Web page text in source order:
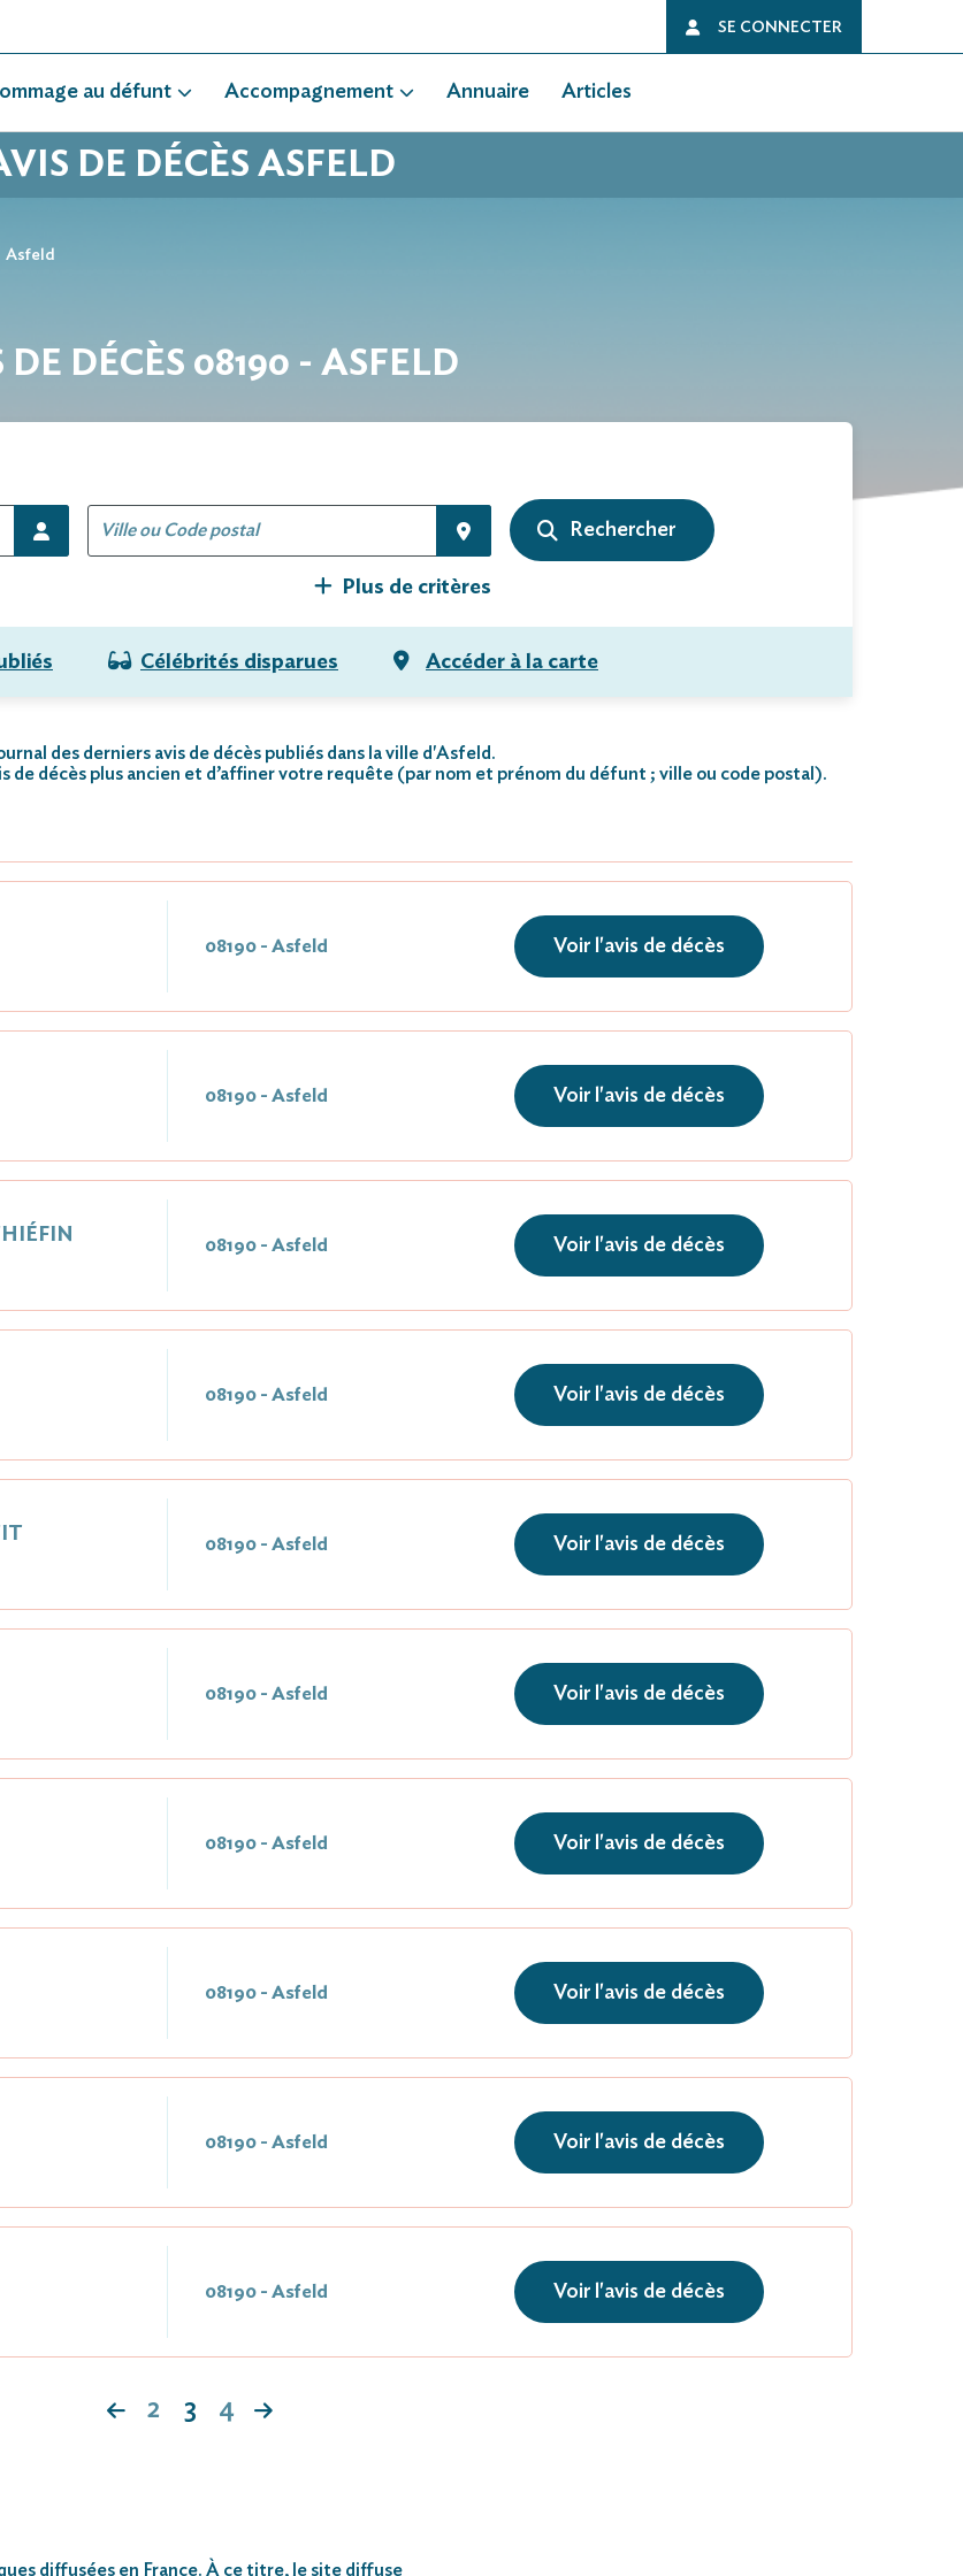
SE CONNECTER
au défunt Accompagnement Annuaire Articles
DE DÉCÈS ASFELD
Asfeld
DE DÉCÈS 08190 - ASFELD
Plus de critères
Célébrités disparues Accéder à la carte
des derniers avis de décès publiés dans la ville d'Asfeld.
de décès plus ancien et d’affiner votre requête (par nom et prénom du défunt ; ville ou code postal).
08190 - Asfeld Voir l'avis de décès
08190 - Asfeld Voir l'avis de décès
08190 - Asfeld Voir l'avis de décès
08190 - Asfeld Voir l'avis de décès
08190 - Asfeld Voir l'avis de décès
08190 - Asfeld Voir l'avis de décès
08190 - Asfeld Voir l'avis de décès
08190 - Asfeld Voir l'avis de décès
08190 - Asfeld Voir l'avis de décès
08190 - Asfeld Voir l'avis de décès
2 3 4
diffusées en France. À ce titre, le site diffuse